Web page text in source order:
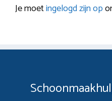
Je moetingelogd zijn op